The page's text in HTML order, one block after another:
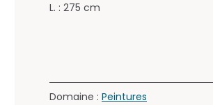
L. : 275 cm
Domaine : Peintures